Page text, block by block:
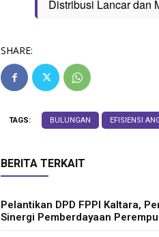
Distribusi Lancar dan
SHARE:
TAGS: BULUNGAN EFISIENSI
BERITA TERKAIT
Pelantikan DPD FPPI Kaltara,
Sinergi Pemberdayaan